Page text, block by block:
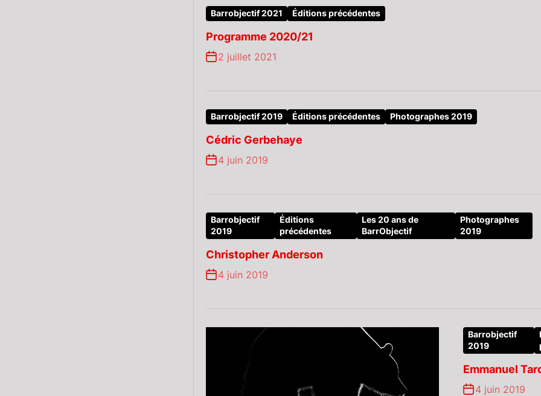
Barrobjectif 2021 Éditions précédentes
Programme 2020/21
2 juillet 2021
Barrobjectif 2019 Éditions précédentes Photographes 2019
Cédric Gerbehaye
4 juin 2019
Barrobjectif
2019
Éditions
précédentes
Les 20 ans de
BarrObjectif
Photographes
2019
Christopher Anderson
4 juin 2019
Barrobjectif
2019
Emmanuel
4 juin 2019